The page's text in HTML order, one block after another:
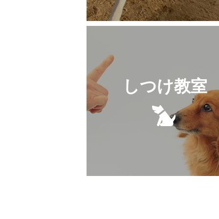
しつけ教室